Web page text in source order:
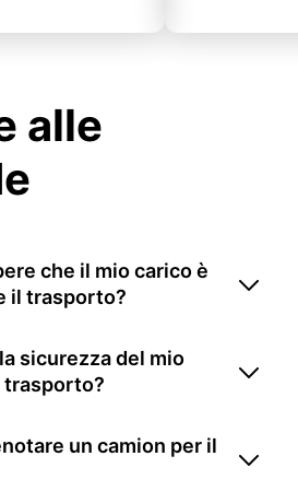
alle
che il mio carico è
il trasporto?
sicurezza del mio
trasporto?
un camion per il